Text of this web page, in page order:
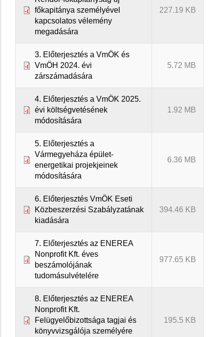
főkapitánya személyével
kapcsolatos vélemény
megadására
227.19 KB
3. Előterjesztés a VmÖK és
VmÖH 2024. évi
zárszámadására
5.72 MB
4. Előterjesztés a VmÖK 2025.
évi költségvetésének
módosítására
1.92 MB
5. Előterjesztés a
Vármegyeháza épület-
energetikai projekjeinek
módosítására
6.36 MB
6. Előterjesztés VmÖK Eseti
Közbeszerzési Szabályzatának
kiadására
394.46 KB
7. Előterjesztés az ENEREA
Nonprofit Kft. éves
beszámolójának
tudomásulvételére
977.65 KB
8. Előterjesztés az ENEREA
Nonprofit Kft.
Felügyelőbizottsága tagjai és
könyvvizsgálója személyére
195.5 KB